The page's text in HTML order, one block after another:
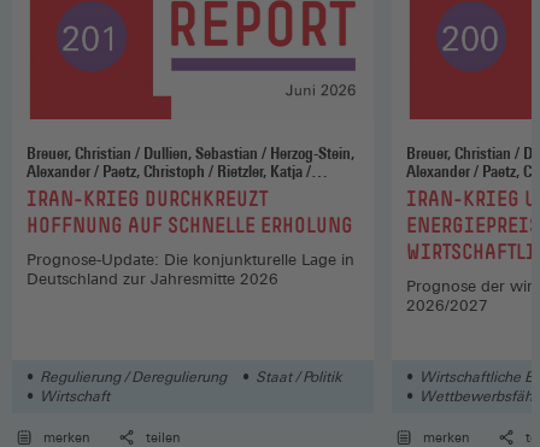
Breuer, Christian / Dullien, Sebastian / Herzog-Stein,
Alexander / Paetz, Christoph / Rietzler, Katja /
Stephan, Sabine / Theobald, Thomas / Tober, Silke /
Watzka, Sebastian
:IRAN-KRIEG DURCHKREUZT
HOFFNUNG AUF SCHNELLE ERHOLUNG
Prognose-Update: Die konjunkturelle Lage in
Deutschland zur Jahresmitte 2026
Regulierung / Deregulierung
Staat / Politik
Wirtschaft
merken teilen
Breuer, Christian / Dullien, Sebastian / Herzog-Stein,
Alexander / Paetz, Christoph / Rietzler, Katja /
Stephan, Sabine / Theobald, Thomas / Tober, Silke /
Watzka, Sebastian
:IRAN-KRIEG
Prognose der
2026/2027
Wirtschaftliche
merken